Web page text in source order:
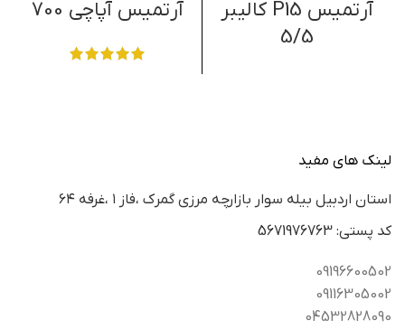
آرتمیس P15 کالیبر
5/5
آرتمیس آپاچی 700
لینک های مفید
استان اردبيل بيله سوار بازارچه مرزي گمرك ،فاز ١ ،غرفه ٦٤
كد پستي: 5671976763
09196600502
09116305002
04532828090